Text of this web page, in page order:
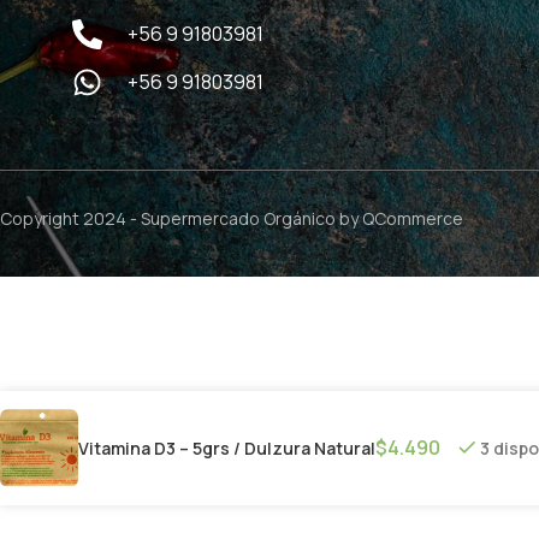
+56 9 91803981
+56 9 91803981
Copyright 2024 -Supermercado Orgánicoby QCommerce
Vitamina D3 – 5grs / Dulzura Natural$4.490 3